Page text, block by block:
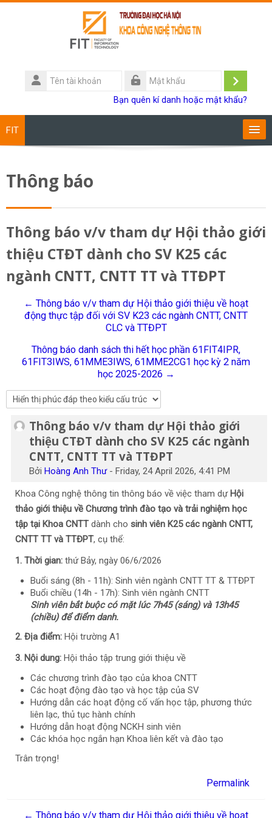
Tên
tài
Đăng
Bạn quên kí danh hoặc mật khẩu?
FIT
Giảng viên
Sinh viên
Research
Tiếng Việt
Tìm
kiếm
khoá
học
Thông báo
Thông báo v/v tham dự Hội thảo giới
thiệu CTĐT dành cho SV K25 các
ngành CNTT, CNTT TT và TTĐPT
← Thông báo v/v tham dự Hội thảo giới thiệu về hoạt
động thực tập đối với SV K23 các ngành CNTT, CNTT
CLC và TTĐPT
Thông báo danh sách thi hết học phần 61FIT4IPR,
61FIT3IWS, 61MME3IWS, 61MME2CG1 học kỳ 2 năm
học 2025-2026 →
Thông báo v/v tham dự Hội thảo giới
thiệu CTĐT dành cho SV K25 các ngành
CNTT, CNTT TT và TTĐPT
BởiHoàng Anh Thư-Friday, 24 April 2026, 4:41 PM
Số lượng các câu trả lời: 0
Khoa Công nghệ thông tin thông báo về việc tham dự Hội
thảo giới thiệu về Chương trình đào tạo và trải nghiệm học
tập tại Khoa CNTTdành cho sinh viên K25 các ngành CNTT,
CNTT TT và TTĐPT, cụ thể:
1. Thời gian: thứ Bảy, ngày 06/6/2026
Buổi sáng (8h - 11h): Sinh viên ngành CNTT TT & TTĐPT
Buổi chiều (14h - 17h): Sinh viên ngành CNTT
Sinh viên bắt buộc có mặt lúc 7h45 (sáng) và 13h45
(chiều) để điểm danh.
2. Địa điểm: Hội trường A1
3. Nội dung: Hội thảo tập trung giới thiệu về
Các chương trình đào tạo của khoa CNTT
Các hoạt động đào tạo và học tập của SV
Hướng dẫn các hoạt động cố vấn học tập, phương thức
liên lạc, thủ tục hành chính
Hướng dẫn hoạt động NCKH sinh viên
Các khóa học ngắn hạn Khoa liên kết và đào tạo
Trân trọng!
Permalink
← Thông báo v/v tham dự Hội thảo giới thiệu về hoạt